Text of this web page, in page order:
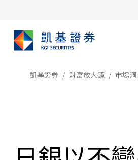
凱基證券 財富放大鏡 市場